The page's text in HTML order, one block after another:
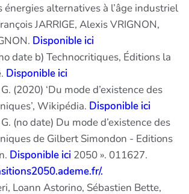
énergies alternatives à l’âge industriel
JARRIGE, Alexis VRIGNON,
Disponible ici
date b) Technocritiques, Éditions la
Disponible ici
(2020) ‘Du mode d’existence des
Wikipédia. Disponible ici
(no date) Du mode d’existence des
de Gilbert Simondon - Editions
Disponible ici 2050 ». 011627.
.
Loann Astorino, Sébastien Bette,